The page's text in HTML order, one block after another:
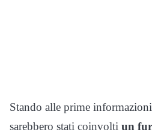
Stando alle prime
sarebbero stati coinvolti un